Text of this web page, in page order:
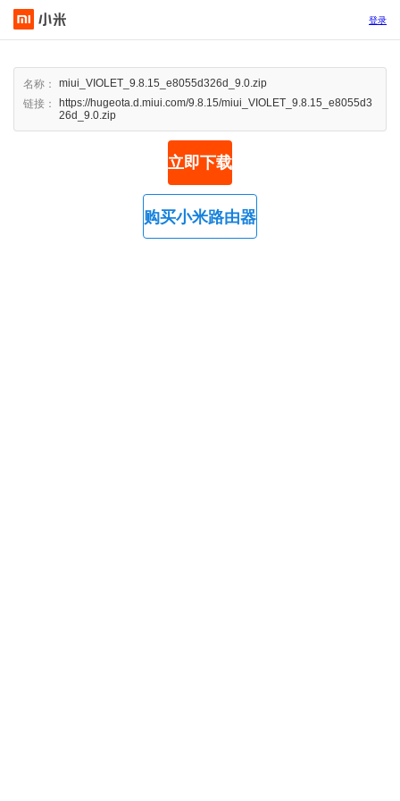
登录
名称：
miui_VIOLET_9.8.15_e8055d326d_9.0.zip
链接：
https://hugeota.d.miui.com/9.8.15/miui_VIOLET_9.8.15_e8055d3
26d_9.0.zip
立即下载
购买小米路由器